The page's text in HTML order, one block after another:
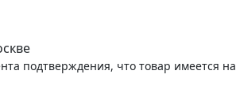
ПИНЕТКИ LITE ЭКРЮ
подтверждения, что товар имеется на